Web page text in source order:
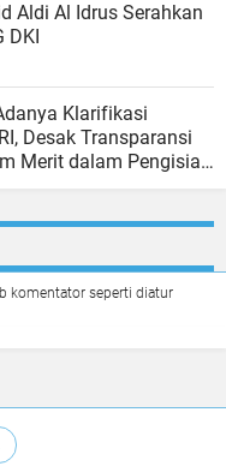
Aldi Al Idrus Serahkan
DKI
Klarifikasi
Desak Transparansi
Merit dalam Pengisian
komentator seperti diatur